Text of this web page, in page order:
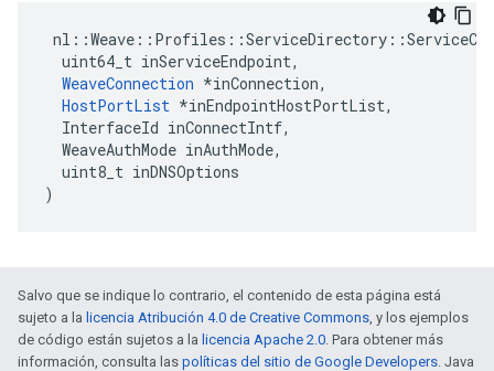
  uint64_t inServiceEndpoint,
WeaveConnection *inConnection,
HostPortList *inEndpointHostPortList,
  InterfaceId inConnectIntf,
  WeaveAuthMode inAuthMode,
  uint8_t inDNSOptions
)
Salvo que se indique lo contrario, el contenido de esta página está
sujeto a la licencia Atribución 4.0 de Creative Commons, y los ejemplos
de código están sujetos a la licencia Apache 2.0. Para obtener más
información, consulta las políticas del sitio de Google Developers. Java